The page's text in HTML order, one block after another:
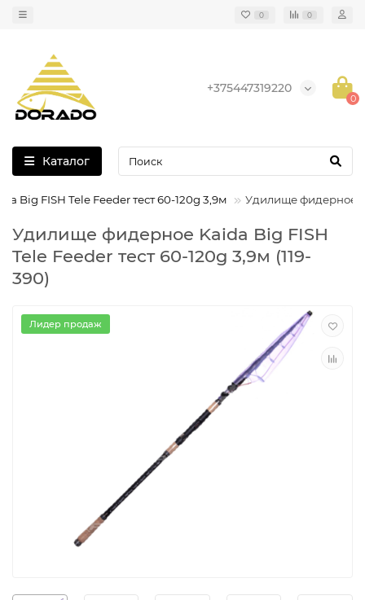
0 0
+375447319220
0
Каталог
Big FISH Tele Feeder тест 60-120g 3,9м Удилище фидерное
Удилище фидерное Kaida Big FISH
Tele Feeder тест 60-120g 3,9м (119-
390)
Лидер продаж